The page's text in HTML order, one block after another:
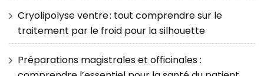
Cryolipolyse ventre : tout comprendre sur le
traitement par le froid pour la silhouette
Préparations magistrales et officinales :